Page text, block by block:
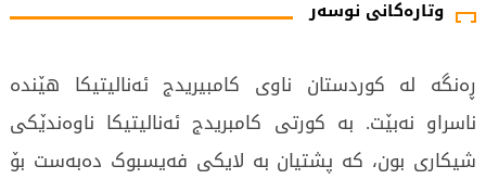
وتارەکانی نوسەر
ڕەنگە لە کوردستان ناوی کامبیریدج ئەنالیتیکا هێندە
ناسراو نەبێت. بە کورتی کامبریدج ئەنالیتیکا ناوەندێکی
شیکاری بون، کە پشتیان بە لایکی فەیسبوک دەبەست بۆ